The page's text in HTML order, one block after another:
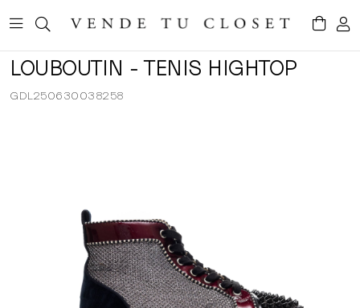
LOUBOUTIN - TENIS HIGHTOP
GDL250630038258